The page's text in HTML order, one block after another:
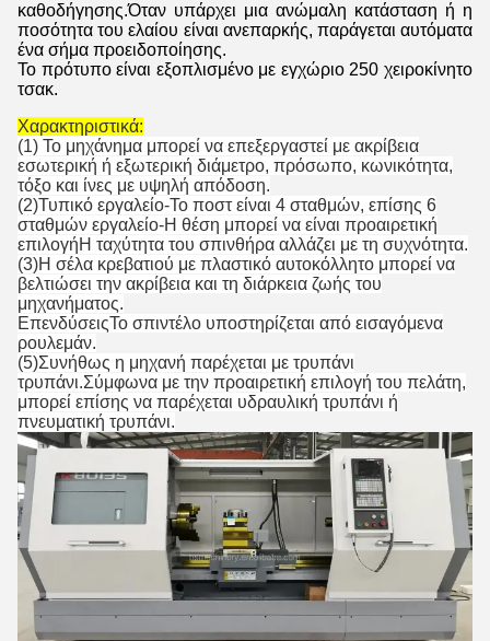
καθοδήγησης.Όταν υπάρχει μια ανώμαλη κατάσταση ή η
ποσότητα του ελαίου είναι ανεπαρκής, παράγεται αυτόματα
ένα σήμα προειδοποίησης.
Το πρότυπο είναι εξοπλισμένο με εγχώριο 250 χειροκίνητο
τσακ.
Χαρακτηριστικά:
(1) Το μηχάνημα μπορεί να επεξεργαστεί με ακρίβεια
εσωτερική ή εξωτερική διάμετρο, πρόσωπο, κωνικότητα,
τόξο και ίνες με υψηλή απόδοση.
(2)Τυπικό εργαλείο-Το ποστ είναι 4 σταθμών, επίσης 6
σταθμών εργαλείο-Η θέση μπορεί να είναι προαιρετική
επιλογήΗ ταχύτητα του σπινθήρα αλλάζει με τη συχνότητα.
(3)Η σέλα κρεβατιού με πλαστικό αυτοκόλλητο μπορεί να
βελτιώσει την ακρίβεια και τη διάρκεια ζωής του
μηχανήματος.
ΕπενδύσειςΤο σπιντέλο υποστηρίζεται από εισαγόμενα
ρουλεμάν.
(5)Συνήθως η μηχανή παρέχεται με τρυπάνι
τρυπάνι.Σύμφωνα με την προαιρετική επιλογή του πελάτη,
μπορεί επίσης να παρέχεται υδραυλική τρυπάνι ή
πνευματική τρυπάνι.